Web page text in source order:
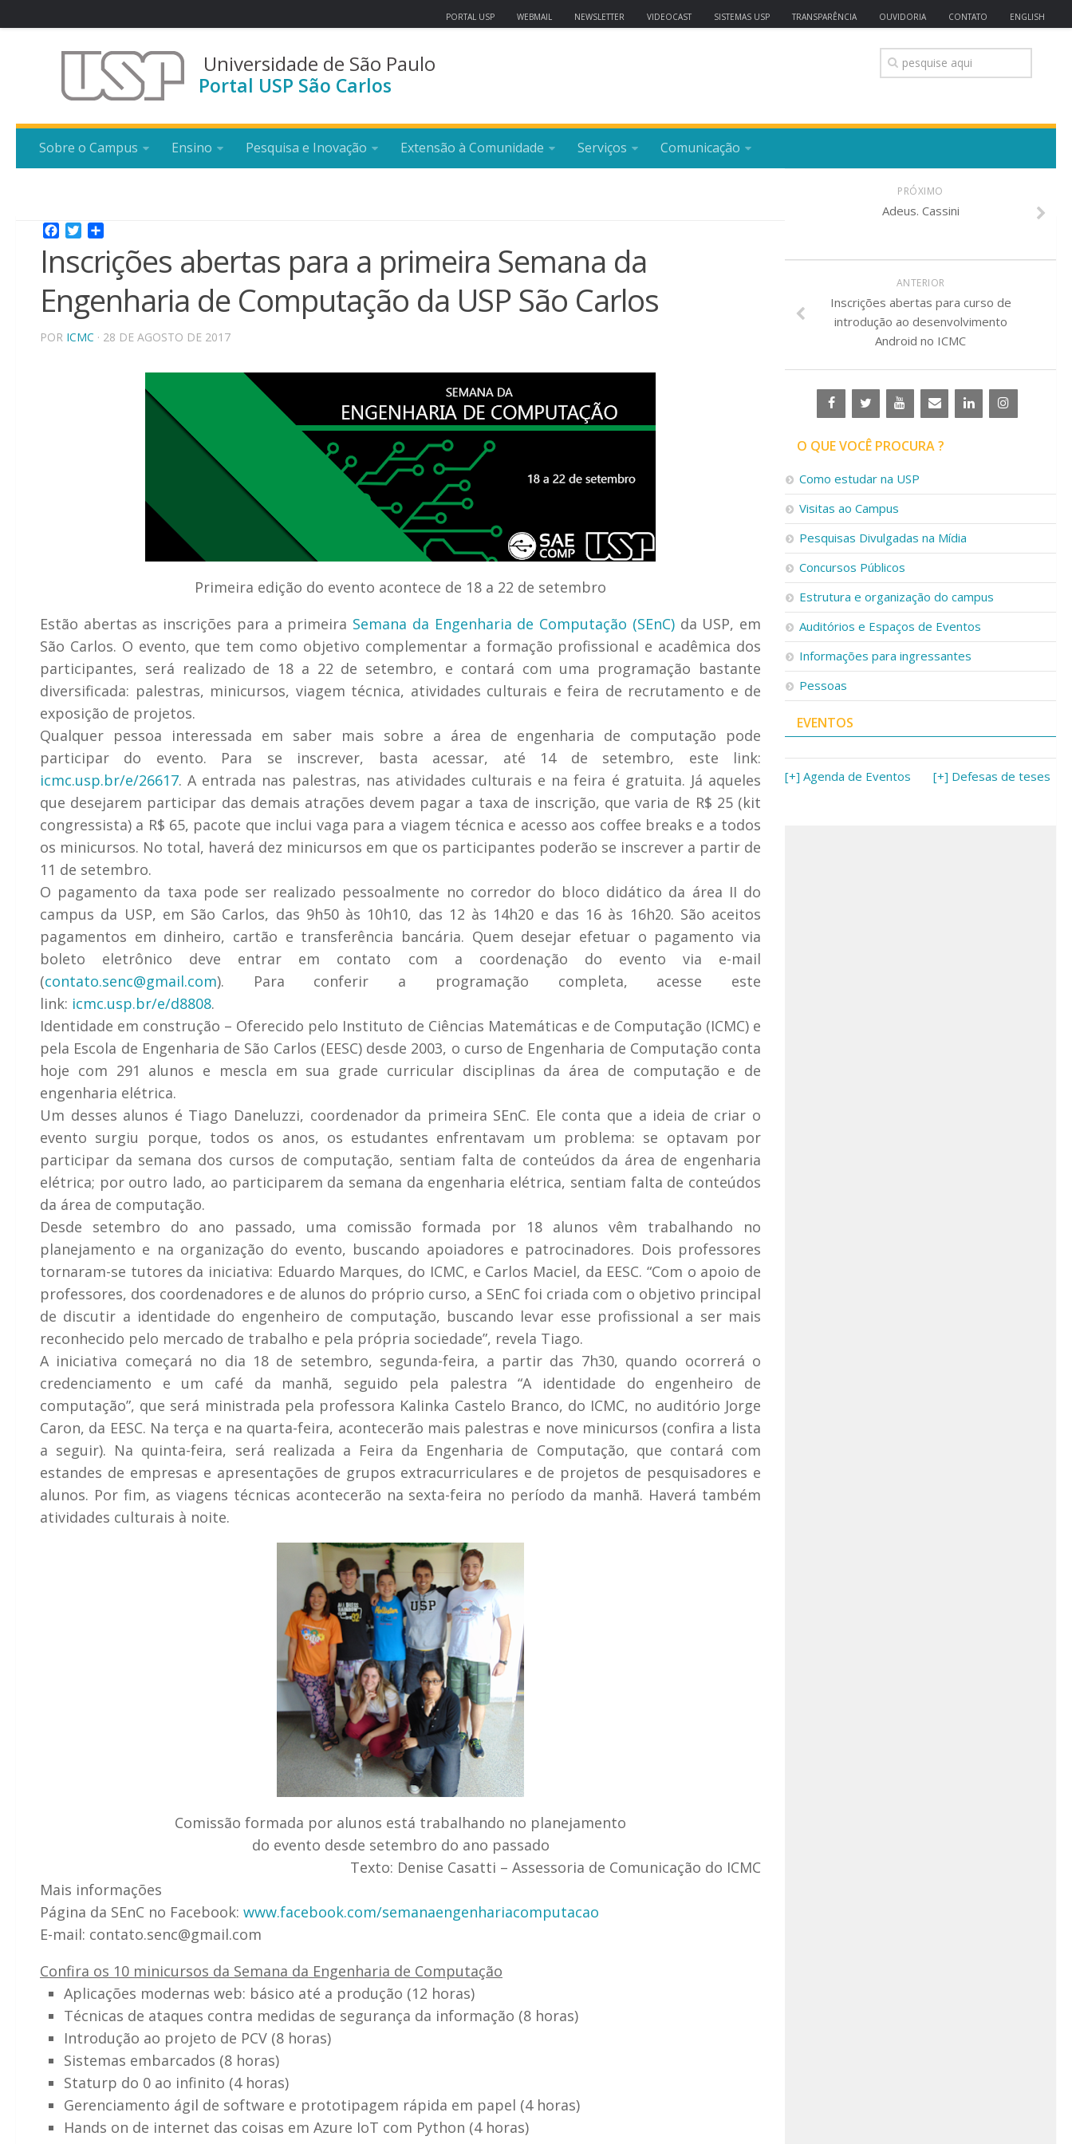
PORTAL USP WEBMAIL NEWSLETTER VIDEOCAST SISTEMAS USP TRANSPARÊNCIA OUVIDORIA CONTATO ENGLISH
Universidade de São Paulo
Portal USP São Carlos
Sobre o Campus Ensino Pesquisa e Inovação Extensão à Comunidade Serviços Comunicação
Facebook
Twitter
Inscrições abertas para a primeira Semana da
Engenharia de Computação da USP São Carlos
POR ICMC · 28 DE AGOSTO DE 2017
Primeira edição do evento acontece de 18 a 22 de setembro
Estão abertas as inscrições para a primeira Semana da Engenharia de Computação (SEnC)da USP, em
São Carlos. O evento, que tem como objetivo complementar a formação profissional e acadêmica dos
participantes, será realizado de 18 a 22 de setembro, e contará com uma programação bastante
diversificada: palestras, minicursos, viagem técnica, atividades culturais e feira de recrutamento e de
exposição de projetos.
Qualquer pessoa interessada em saber mais sobre a área de engenharia de computação pode
participar do evento. Para se inscrever, basta acessar, até 14 de setembro, este link:
icmc.usp.br/e/26617. A entrada nas palestras, nas atividades culturais e na feira é gratuita. Já aqueles
que desejarem participar das demais atrações devem pagar a taxa de inscrição, que varia de R$ 25 (kit
congressista) a R$ 65, pacote que inclui vaga para a viagem técnica e acesso aos coffee breaks e a todos
os minicursos. No total, haverá dez minicursos em que os participantes poderão se inscrever a partir de
11 de setembro.
O pagamento da taxa pode ser realizado pessoalmente no corredor do bloco didático da área II do
campus da USP, em São Carlos, das 9h50 às 10h10, das 12 às 14h20 e das 16 às 16h20. São aceitos
pagamentos em dinheiro, cartão e transferência bancária. Quem desejar efetuar o pagamento via
boleto eletrônico deve entrar em contato com a coordenação do evento via e-mail
(contato.senc@gmail.com). Para conferir a programação completa, acesse este
link: icmc.usp.br/e/d8808.
Identidade em construção – Oferecido pelo Instituto de Ciências Matemáticas e de Computação (ICMC) e
pela Escola de Engenharia de São Carlos (EESC) desde 2003, o curso de Engenharia de Computação conta
hoje com 291 alunos e mescla em sua grade curricular disciplinas da área de computação e de
engenharia elétrica.
Um desses alunos é Tiago Daneluzzi, coordenador da primeira SEnC. Ele conta que a ideia de criar o
evento surgiu porque, todos os anos, os estudantes enfrentavam um problema: se optavam por
participar da semana dos cursos de computação, sentiam falta de conteúdos da área de engenharia
elétrica; por outro lado, ao participarem da semana da engenharia elétrica, sentiam falta de conteúdos
da área de computação.
Desde setembro do ano passado, uma comissão formada por 18 alunos vêm trabalhando no
planejamento e na organização do evento, buscando apoiadores e patrocinadores. Dois professores
tornaram-se tutores da iniciativa: Eduardo Marques, do ICMC, e Carlos Maciel, da EESC. “Com o apoio de
professores, dos coordenadores e de alunos do próprio curso, a SEnC foi criada com o objetivo principal
de discutir a identidade do engenheiro de computação, buscando levar esse profissional a ser mais
reconhecido pelo mercado de trabalho e pela própria sociedade”, revela Tiago.
A iniciativa começará no dia 18 de setembro, segunda-feira, a partir das 7h30, quando ocorrerá o
credenciamento e um café da manhã, seguido pela palestra “A identidade do engenheiro de
computação”, que será ministrada pela professora Kalinka Castelo Branco, do ICMC, no auditório Jorge
Caron, da EESC. Na terça e na quarta-feira, acontecerão mais palestras e nove minicursos (confira a lista
a seguir). Na quinta-feira, será realizada a Feira da Engenharia de Computação, que contará com
estandes de empresas e apresentações de grupos extracurriculares e de projetos de pesquisadores e
alunos. Por fim, as viagens técnicas acontecerão na sexta-feira no período da manhã. Haverá também
atividades culturais à noite.
Comissão formada por alunos está trabalhando no planejamento
do evento desde setembro do ano passado
Texto: Denise Casatti – Assessoria de Comunicação do ICMC
Mais informações
Página da SEnC no Facebook: www.facebook.com/semanaengenhariacomputacao
E-mail: contato.senc@gmail.com
Confira os 10 minicursos da Semana da Engenharia de Computação
Aplicações modernas web: básico até a produção (12 horas)
Técnicas de ataques contra medidas de segurança da informação (8 horas)
Introdução ao projeto de PCV (8 horas)
Sistemas embarcados (8 horas)
Staturp do 0 ao infinito (4 horas)
Gerenciamento ágil de software e prototipagem rápida em papel (4 horas)
Hands on de internet das coisas em Azure IoT com Python (4 horas)
PRÓXIMO
Adeus. Cassini
ANTERIOR
Inscrições abertas para curso de
introdução ao desenvolvimento
Android no ICMC
O QUE VOCÊ PROCURA ?
Como estudar na USP
Visitas ao Campus
Pesquisas Divulgadas na Mídia
Concursos Públicos
Estrutura e organização do campus
Auditórios e Espaços de Eventos
Informações para ingressantes
Pessoas
EVENTOS
[+] Agenda de Eventos [+] Defesas de teses